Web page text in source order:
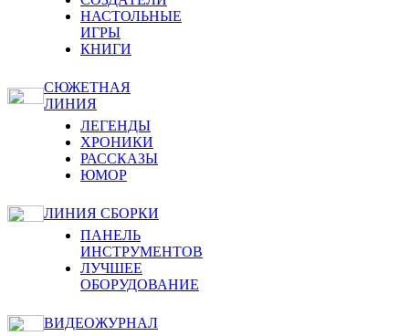
НАСТОЛЬНЫЕ
ИГРЫ
КНИГИ
СЮЖЕТНАЯ
ЛИНИЯ
ЛЕГЕНДЫ
ХРОНИКИ
РАССКАЗЫ
ЮМОР
ЛИНИЯ СБОРКИ
ПАНЕЛЬ
ИНСТРУМЕНТОВ
ЛУЧШЕЕ
ОБОРУДОВАНИЕ
ВИДЕОЖУРНАЛ